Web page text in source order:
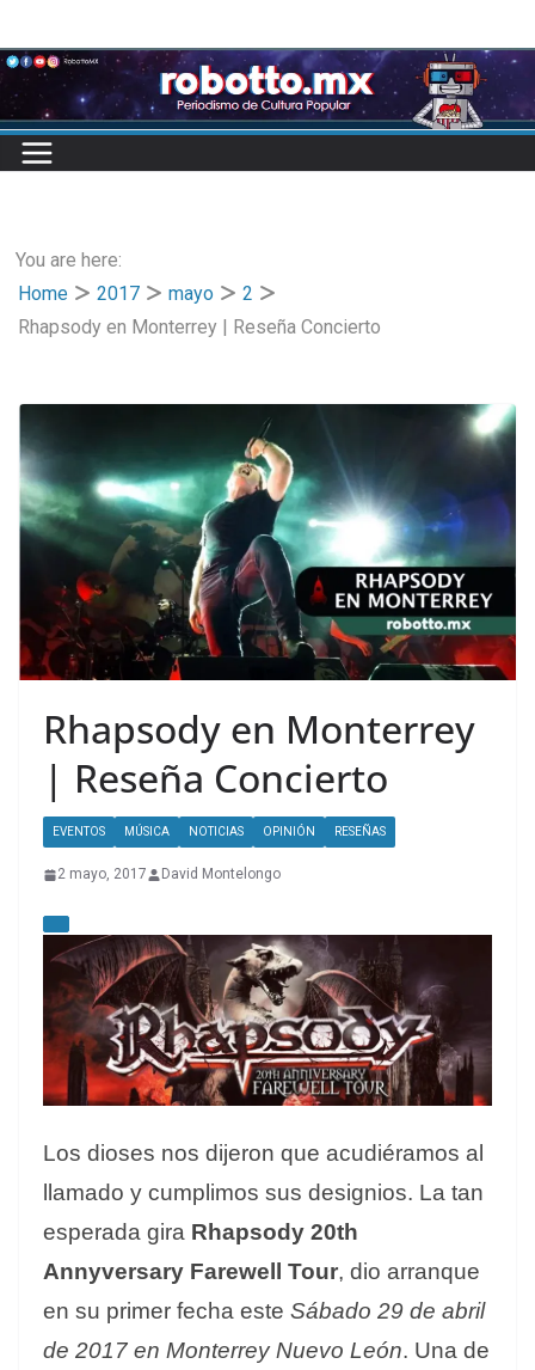
to
content
You are here:
Home
2017 mayo
2
Rhapsody en Monterrey | Reseña Concierto
Rhapsody en Monterrey
| Reseña Concierto
EVENTOS MÚSICA NOTICIAS OPINIÓN RESEÑAS
2 mayo, 2017 David Montelongo
Los dioses nos dijeron que acudiéramos al
llamado y cumplimos sus designios. La tan
esperada gira Rhapsody 20th
Annyversary Farewell Tour, dio arranque
en su primer fecha este Sábado 29 de abril
de 2017 en Monterrey Nuevo León. Una de